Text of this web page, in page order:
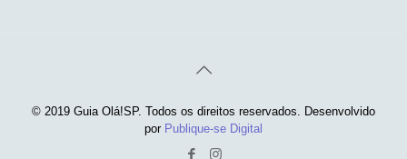
© 2019 Guia Olá!SP. Todos os direitos reservados. Desenvolvido
por Publique-se Digital